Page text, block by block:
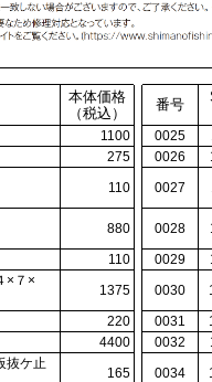
本体価格
（税込）
番号
1100 0025
275 0026
110 0027
880 0028
110 0029
×７×
1375 0030
220 0031
4400 0032
抜ケ止
165 0034